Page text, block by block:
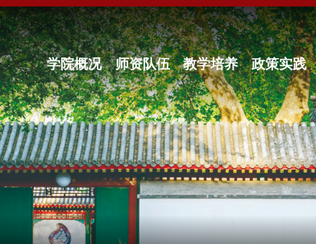
学院概况 师资队伍 教学培养 政策实践